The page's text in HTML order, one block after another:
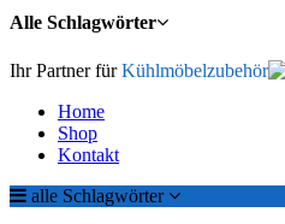
Alle Schlagwörter
Ihr Partner fürKühlmöbelzubehör
Home
Shop
Kontakt
alle Schlagwörter